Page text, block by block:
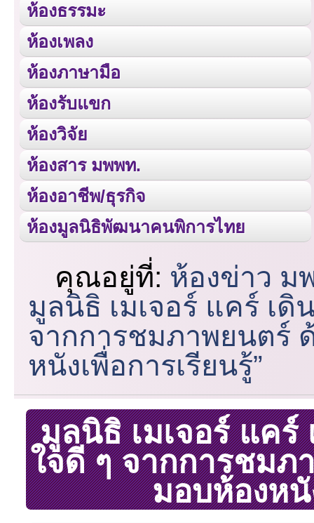
ห้องธรรมะ
ห้องเพลง
ห้องภาษามือ
ห้องรับแขก
ห้องวิจัย
ห้องสาร มพพท.
ห้องอาชีพ/ธุรกิจ
ห้องมูลนิธิพัฒนาคนพิการไทย
คุณอยู่ที่: ห้องข่าว ม
มูลนิธิ เมเจอร์ แคร์ เ
จากการชมภาพยนตร์
หนังเพื่อการเรียนรู้”
มูลนิธิ เมเจอร์ แค
ใจดี ๆ จากการชมภ
มอบห้องหนั